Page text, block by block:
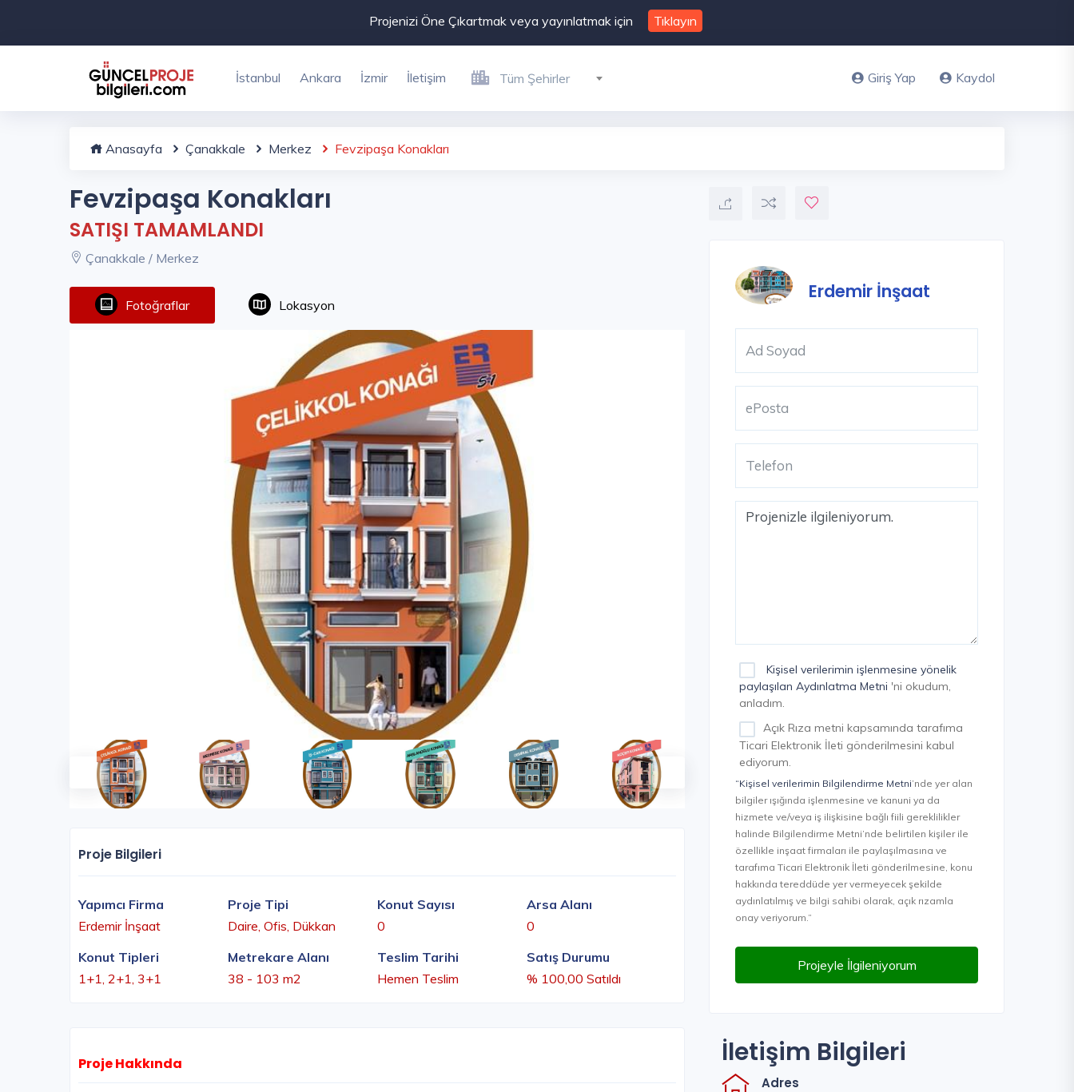
Projenizi Öne Çıkartmak veya yayınlatmak için Tıklayın
İstanbul Ankara İzmir İletişim Tüm Şehirler Giriş Yap Kaydol
Anasayfa Çanakkale Merkez Fevzipaşa Konakları
Fevzipaşa Konakları
SATIŞI TAMAMLANDI
Çanakkale / Merkez
Fotoğraflar Lokasyon
Proje Bilgileri
Yapımcı Firma
Erdemir İnşaat
Proje Tipi
Daire, Ofis, Dükkan
Konut Sayısı
0
Arsa Alanı
0
Konut Tipleri
1+1, 2+1, 3+1
Metrekare Alanı
38 - 103 m2
Teslim Tarihi
Hemen Teslim
Satış Durumu
% 100,00 Satıldı
Proje Hakkında
Erdemir İnşaat
Kişisel verilerimin işlenmesine yönelik
paylaşılan Aydınlatma Metni 'ni okudum,
anladım.
Açık Rıza metni kapsamında tarafıma
Ticari Elektronik İleti gönderilmesini kabul
ediyorum.
“Kişisel verilerimin Bilgilendirme Metni’nde yer alan
bilgiler ışığında işlenmesine ve kanuni ya da
hizmete ve/veya iş ilişkisine bağlı fiili gereklilikler
halinde Bilgilendirme Metni’nde belirtilen kişiler ile
özellikle inşaat firmaları ile paylaşılmasına ve
tarafıma Ticari Elektronik İleti gönderilmesine, konu
hakkında tereddüde yer vermeyecek şekilde
aydınlatılmış ve bilgi sahibi olarak, açık rızamla
onay veriyorum.”
Projeyle İlgileniyorum
İletişim Bilgileri
Adres